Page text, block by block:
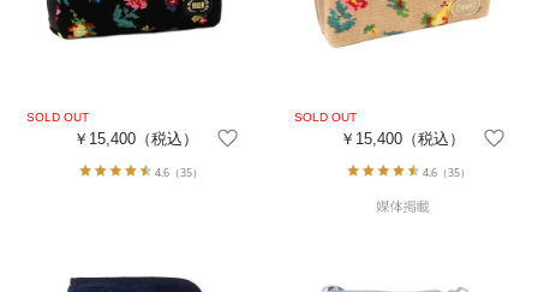
￥15,400（税込）
4.6（35）
￥15,400 （税込）
4.6（35）